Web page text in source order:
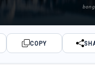
COPY